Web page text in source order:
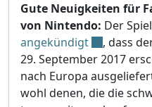
Gute Neuigkeiten für
von Nintendo: Der
angekündigt
, dass
29. September 2017
nach Europa
wohl denen, die die